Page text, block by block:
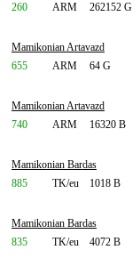
260
ARM 262152 G
Mamikonian Artavazd
655
ARM 64 G
Mamikonian Artavazd
740
ARM 16320 B
Mamikonian Bardas
885
TK/eu 1018 B
Mamikonian Bardas
835
TK/eu 4072 B